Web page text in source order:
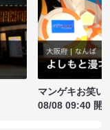
マンゲキお笑い
08/08 09:40 開